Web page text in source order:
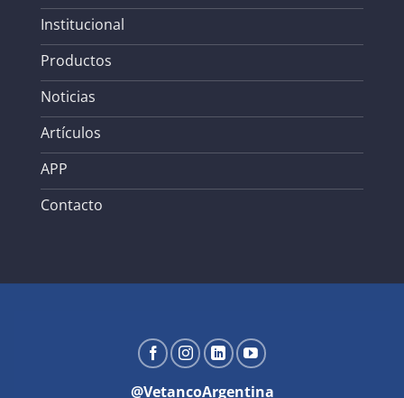
Institucional
Productos
Noticias
Artículos
APP
Contacto
@VetancoArgentina